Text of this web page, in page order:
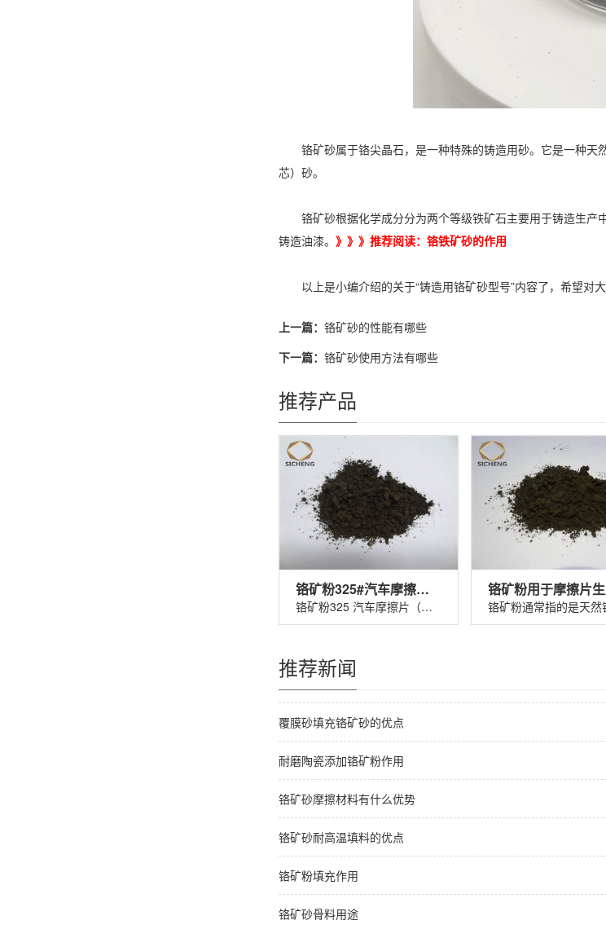
铬矿砂属于铬尖晶石，是一种特殊的铸造用砂。它是一种天
芯）砂。
铬矿砂根据化学成分分为两个等级铁矿石主要用于铸造生产
铸造油漆。 》》》推荐阅读： 铬铁矿砂的作用
以上是小编介绍的关于“铸造用铬矿砂型号”内容了，希望对
上一篇： 铬矿砂的性能有哪些
下一篇： 铬矿砂使用方法有哪些
推荐产品
铬矿粉325#汽车摩擦片（刹车片）
铬矿粉325 汽车摩擦片（刹车片）铬矿粉......
铬矿粉用于摩擦片
推荐新闻
覆膜砂填充铬矿砂的优点
耐磨陶瓷添加铬矿粉作用
铬矿砂摩擦材料有什么优势
铬矿砂耐高温填料的优点
铬矿粉填充作用
铬矿砂骨料用途